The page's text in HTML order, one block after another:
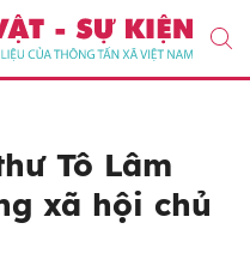
Tô Lâm
xã hội chủ